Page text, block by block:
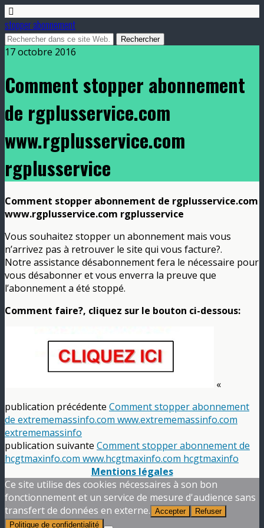
stopper abonnement
17 octobre 2016
Comment stopper abonnement
de rgplusservice.com
www.rgplusservice.com
rgplusservice
Comment stopper abonnement de rgplusservice.com
www.rgplusservice.com rgplusservice
Vous souhaitez stopper un abonnement mais vous
n’arrivez pas à retrouver le site qui vous facture?.
Notre assistance désabonnement fera le nécessaire pour
vous désabonner et vous enverra la preuve que
l’abonnement a été stoppé.
Comment faire?, cliquez sur le bouton ci-dessous:
«
publication précédente Comment stopper abonnement
de extrememassinfo.com www.extrememassinfo.com
extrememassinfo
publication suivante Comment stopper abonnement de
hcgtmaxinfo.com www.hcgtmaxinfo.com hcgtmaxinfo
Mentions légales
Ce site utilise des cookies nécessaires à son bon
fonctionnement et un service de mesure d'audience sans
transfert de données en externe. Accepter
Refuser
Politique de confidentialité